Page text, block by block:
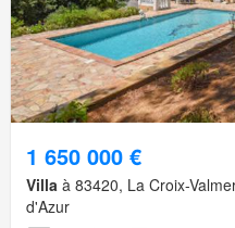
1 650 000 €
Villa à 83420, La Croix-
d'Azur